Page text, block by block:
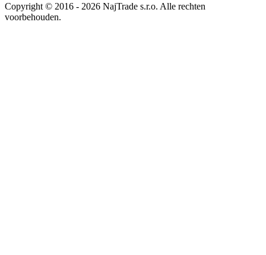
Copyright © 2016 - 2026 NajTrade s.r.o. Alle rechten
voorbehouden.